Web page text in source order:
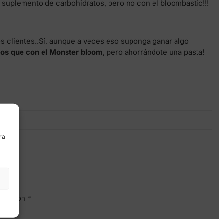
de carbohidratos, pero no con el bloombastic!!!
aunque a veces eso suponga ganar algo
que con el Monster bloom, pero ahorrándote una pasta!
con *